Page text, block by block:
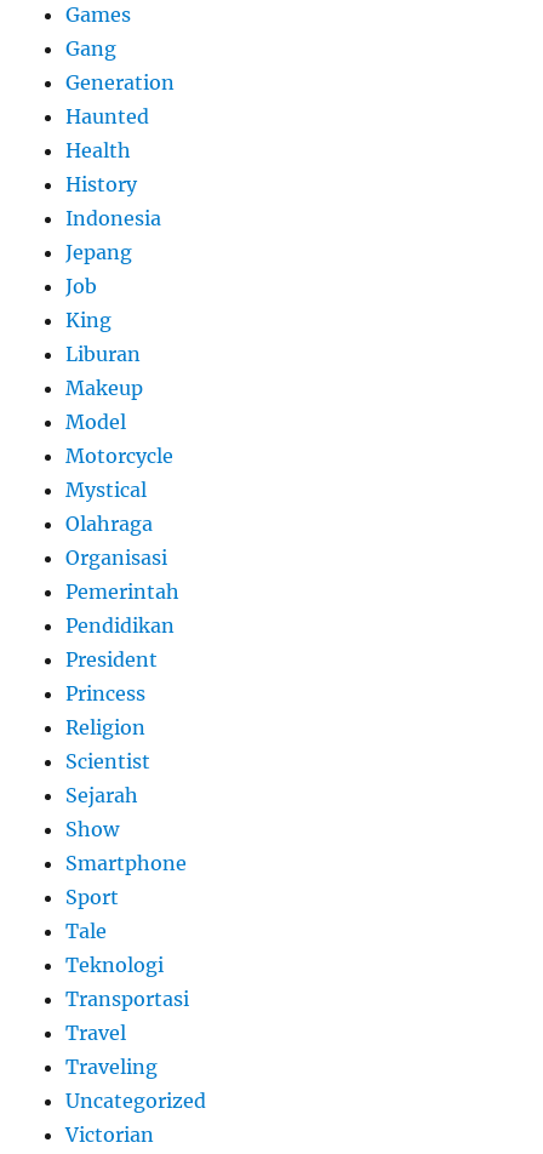
Games
Gang
Generation
Haunted
Health
History
Indonesia
Jepang
Job
King
Liburan
Makeup
Model
Motorcycle
Mystical
Olahraga
Organisasi
Pemerintah
Pendidikan
President
Princess
Religion
Scientist
Sejarah
Show
Smartphone
Sport
Tale
Teknologi
Transportasi
Travel
Traveling
Uncategorized
Victorian